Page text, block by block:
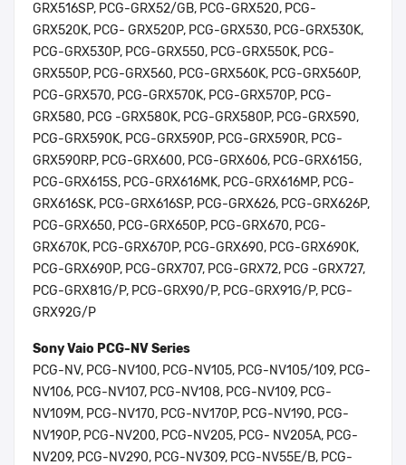
GRX516SP, PCG-GRX52/GB, PCG-GRX520, PCG-
GRX520K, PCG- GRX520P, PCG-GRX530, PCG-GRX530K,
PCG-GRX530P, PCG-GRX550, PCG-GRX550K, PCG-
GRX550P, PCG-GRX560, PCG-GRX560K, PCG-GRX560P,
PCG-GRX570, PCG-GRX570K, PCG-GRX570P, PCG-
GRX580, PCG -GRX580K, PCG-GRX580P, PCG-GRX590,
PCG-GRX590K, PCG-GRX590P, PCG-GRX590R, PCG-
GRX590RP, PCG-GRX600, PCG-GRX606, PCG-GRX615G,
PCG-GRX615S, PCG-GRX616MK, PCG-GRX616MP, PCG-
GRX616SK, PCG-GRX616SP, PCG-GRX626, PCG-GRX626P,
PCG-GRX650, PCG-GRX650P, PCG-GRX670, PCG-
GRX670K, PCG-GRX670P, PCG-GRX690, PCG-GRX690K,
PCG-GRX690P, PCG-GRX707, PCG-GRX72, PCG -GRX727,
PCG-GRX81G/P, PCG-GRX90/P, PCG-GRX91G/P, PCG-
GRX92G/P
Sony Vaio PCG-NV Series
PCG-NV, PCG-NV100, PCG-NV105, PCG-NV105/109, PCG-
NV106, PCG-NV107, PCG-NV108, PCG-NV109, PCG-
NV109M, PCG-NV170, PCG-NV170P, PCG-NV190, PCG-
NV190P, PCG-NV200, PCG-NV205, PCG- NV205A, PCG-
NV209, PCG-NV290, PCG-NV309, PCG-NV55E/B, PCG-